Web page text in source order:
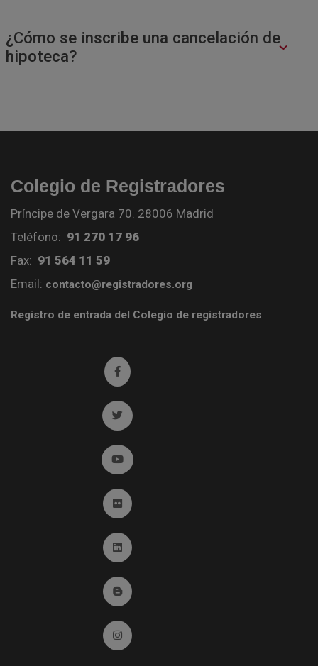
¿Cómo se inscribe una cancelación de
hipoteca?
Colegio de Registradores
Príncipe de Vergara 70. 28006 Madrid
Teléfono: 91 270 17 96
Fax: 91 564 11 59
Email: contacto@registradores.org
Registro de entrada del Colegio de registradores
Ir a facebook (abre en ventana nueva)
Ir a twitter (abre en ventana nueva)
Ir a YouTube (abre en ventana nueva)
Ir a Flickr (abre en ventana nueva)
Ir a Linkedin (abre en ventana nueva)
Ir al Blog (abre en ventana nueva)
Ir a Instagram (abre en ventana nueva)